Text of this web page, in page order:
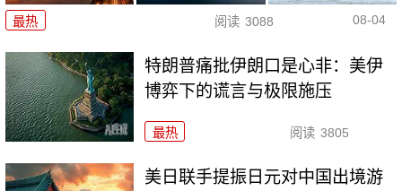
最热 阅读 3088 08-04
特朗普痛批伊朗口是心非：美伊
博弈下的谎言与极限施压
最热 阅读 3805
美日联手提振日元对中国出境游